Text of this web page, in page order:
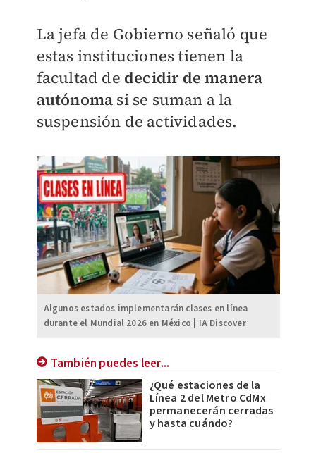
La jefa de Gobierno señaló que
estas instituciones tienen la
facultad de decidir de manera
autónoma si se suman a la
suspensión de actividades.
Algunos estados implementarán clases en línea
durante el Mundial 2026 en México | IA Discover
También puedes leer...
¿Qué estaciones de la
Línea 2 del Metro CdMx
permanecerán cerradas
y hasta cuándo?